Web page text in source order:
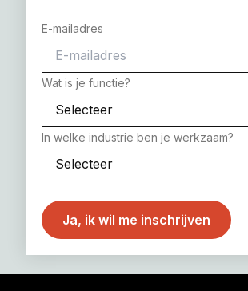
E-mailadres
Wat is je functie?
In welke industrie ben je werkzaam?